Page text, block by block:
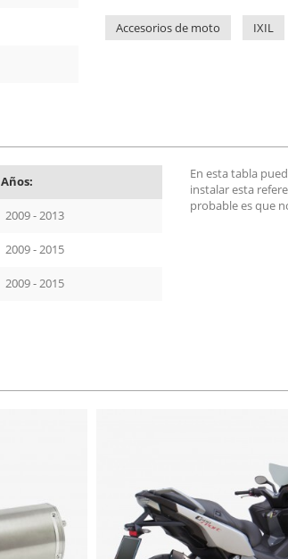
Accesorios de moto IXIL
Años:
2009 - 2013
2009 - 2015
2009 - 2015
En esta tabla
instalar esta
probable es que